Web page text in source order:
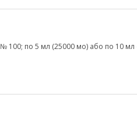
100; по 5 мл (25000 мо) або по 10 мл